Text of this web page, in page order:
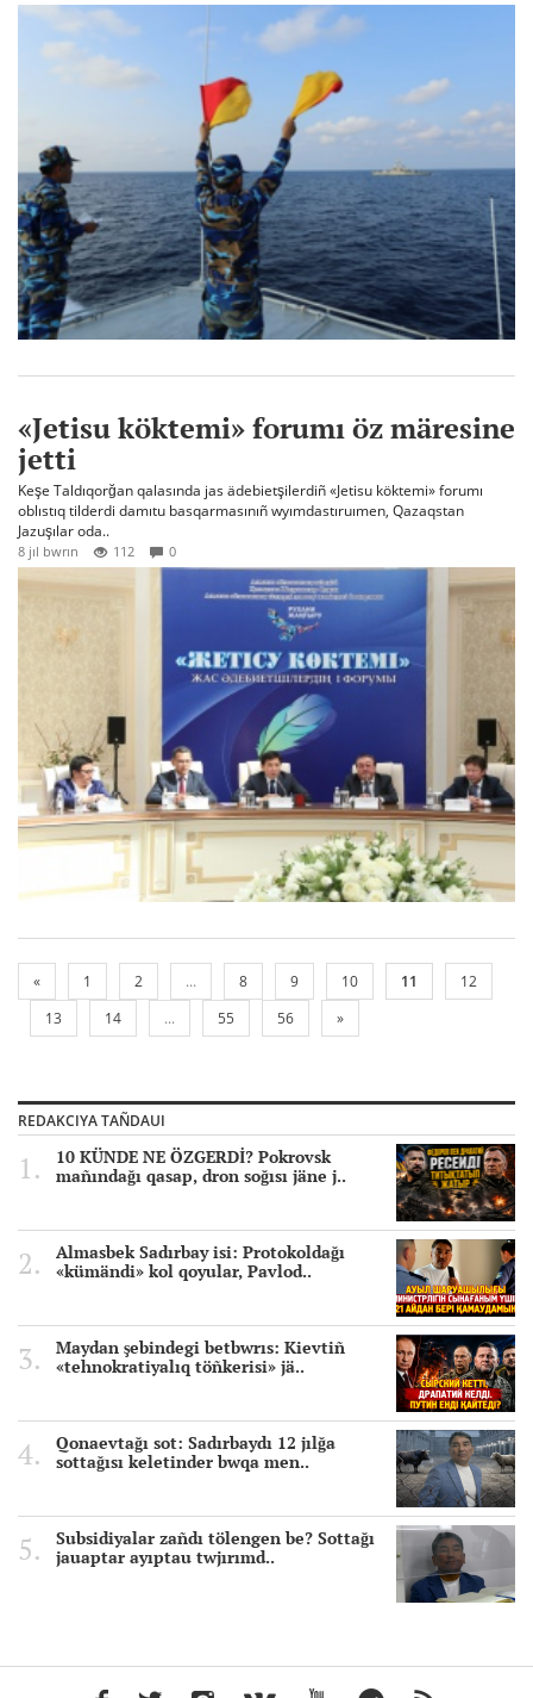
«Jetisu köktemi» forumı öz märesine
jetti
Keşe Taldıqorğan qalasında jas ädebietşilerdiñ «Jetisu köktemi» forumı
oblıstıq tilderdi damıtu basqarmasınıñ wyımdastıruımen, Qazaqstan
Jazuşılar oda..
8 jıl bwrın 112 0
« 1 2 ... 8 9 10 11
12
13
14 ... 55 56 »
REDAKCIYA TAÑDAUI
10 KÜNDE NE ÖZGERDİ? Pokrovsk
mañındağı qasap, dron soğısı jäne j..
Almasbek Sadırbay isi: Protokoldağı
«kümändi» kol qoyular, Pavlod..
Maydan şebindegi betbwrıs: Kievtiñ
«tehnokratiyalıq töñkerisi» jä..
Qonaevtağı sot: Sadırbaydı 12 jılğa
sottağısı keletinder bwqa men..
Subsidiyalar zañdı tölengen be? Sottağı
jauaptar ayıptau twjırımd..